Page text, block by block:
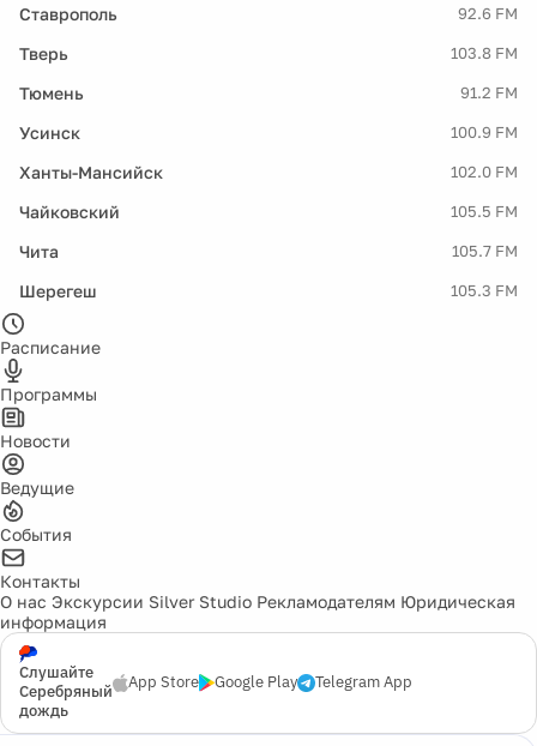
Ставрополь 92.6 FM
Тверь 103.8 FM
Тюмень 91.2 FM
Усинск 100.9 FM
Ханты-Мансийск 102.0 FM
Чайковский 105.5 FM
Чита 105.7 FM
Шерегеш 105.3 FM
Расписание
Программы
Новости
Ведущие
События
Контакты
О нас Экскурсии Silver Studio Рекламодателям Юридическая
информация
Слушайте
Серебряный
дождь
App Store Google Play Telegram App